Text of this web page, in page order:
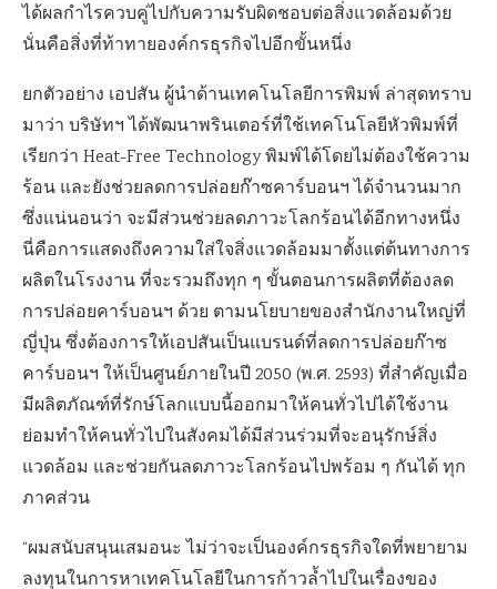
ได้ผลกำไรควบคู่ไปกับความรับผิดชอบต่อสิ่งแวดล้อมด้วย
นั่นคือสิ่งที่ท้าทายองค์กรธุรกิจไปอีกขั้นหนึ่ง
ยกตัวอย่าง เอปสัน ผู้นำด้านเทคโนโลยีการพิมพ์ ล่าสุดทราบ
มาว่า บริษัทฯ ได้พัฒนาพรินเตอร์ที่ใช้เทคโนโลยีหัวพิมพ์ที่
เรียกว่า Heat-Free Technology พิมพ์ได้โดยไม่ต้องใช้ความ
ร้อน และยังช่วยลดการปล่อยก๊าซคาร์บอนฯ ได้จำนวนมาก
ซึ่งแน่นอนว่า จะมีส่วนช่วยลดภาวะโลกร้อนได้อีกทางหนึ่ง
นี่คือการแสดงถึงความใส่ใจสิ่งแวดล้อมมาตั้งแต่ต้นทางการ
ผลิตในโรงงาน ที่จะรวมถึงทุก ๆ ขั้นตอนการผลิตที่ต้องลด
การปล่อยคาร์บอนฯ ด้วย ตามนโยบายของสำนักงานใหญ่ที่
ญี่ปุ่น ซึ่งต้องการให้เอปสันเป็นแบรนด์ที่ลดการปล่อยก๊าซ
คาร์บอนฯ ให้เป็นศูนย์ภายในปี 2050 (พ.ศ. 2593) ที่สำคัญเมื่อ
มีผลิตภัณฑ์ที่รักษ์โลกแบบนี้ออกมาให้คนทั่วไปได้ใช้งาน
ย่อมทำให้คนทั่วไปในสังคมได้มีส่วนร่วมที่จะอนุรักษ์สิ่ง
แวดล้อม และช่วยกันลดภาวะโลกร้อนไปพร้อม ๆ กันได้ ทุก
ภาคส่วน
“ผมสนับสนุนเสมอนะ ไม่ว่าจะเป็นองค์กรธุรกิจใดที่พยายาม
ลงทุนในการหาเทคโนโลยีในการก้าวล้ำไปในเรื่องของ